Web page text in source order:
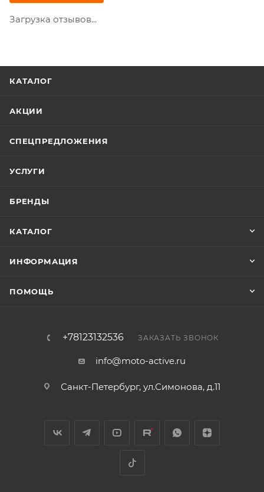
Загрузка отзывов...
КАТАЛОГ
АКЦИИ
СПЕЦПРЕДЛОЖЕНИЯ
УСЛУГИ
БРЕНДЫ
КАТАЛОГ
ИНФОРМАЦИЯ
ПОМОЩЬ
+78123132536 ЗАКАЗАТЬ ЗВОНОК
info@moto-active.ru
Санкт-Петербург, ул.Симонова, д.11